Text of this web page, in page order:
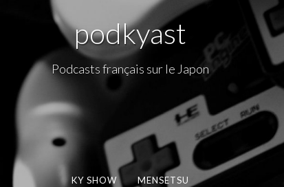
podkyast
Podcasts français sur le Japon
KY SHOW MENSETSU